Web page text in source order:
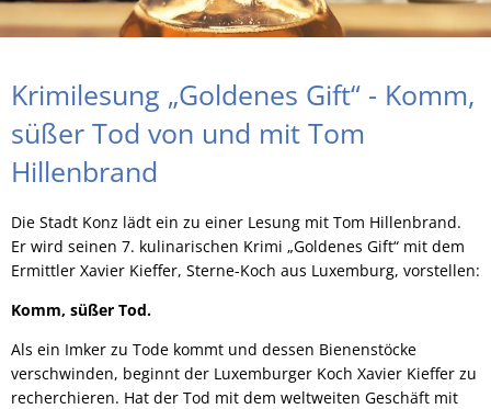
Krimilesung „Goldenes Gift“ - Komm,
süßer Tod von und mit Tom
Hillenbrand
Die Stadt Konz lädt ein zu einer Lesung mit Tom Hillenbrand.
Er wird seinen 7. kulinarischen Krimi „Goldenes Gift“ mit dem
Ermittler Xavier Kieffer, Sterne-Koch aus Luxemburg, vorstellen:
Komm, süßer Tod.
Als ein Imker zu Tode kommt und dessen Bienenstöcke
verschwinden, beginnt der Luxemburger Koch Xavier Kieffer zu
recherchieren. Hat der Tod mit dem weltweiten Geschäft mit